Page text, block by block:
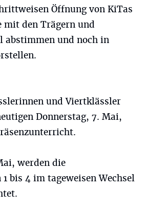
Öffnung von KiTas
mit den Trägern und
abstimmen und noch in
und Viertklässler
Donnerstag, 7. Mai,
werden die
bis 4 im tageweisen Wechsel